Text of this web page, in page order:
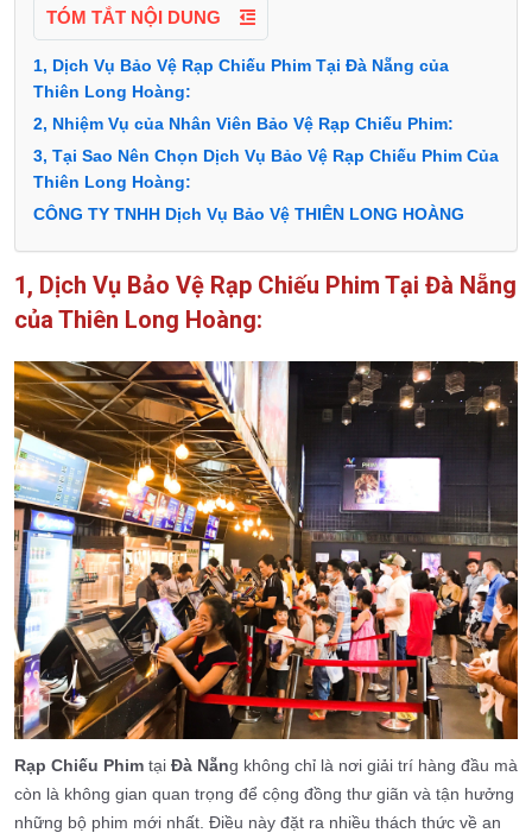
TÓM TẮT NỘI DUNG
1, Dịch Vụ Bảo Vệ Rạp Chiếu Phim Tại Đà Nẵng của
Thiên Long Hoàng:
2, Nhiệm Vụ của Nhân Viên Bảo Vệ Rạp Chiếu Phim:
3, Tại Sao Nên Chọn Dịch Vụ Bảo Vệ Rạp Chiếu Phim Của
Thiên Long Hoàng:
CÔNG TY TNHH Dịch Vụ Bảo Vệ THIÊN LONG HOÀNG
1, Dịch Vụ Bảo Vệ Rạp Chiếu Phim Tại Đà Nẵng
của Thiên Long Hoàng:
Rạp Chiếu Phim tại Đà Nẵng không chỉ là nơi giải trí hàng đầu mà
còn là không gian quan trọng để cộng đồng thư giãn và tận hưởng
những bộ phim mới nhất. Điều này đặt ra nhiều thách thức về an